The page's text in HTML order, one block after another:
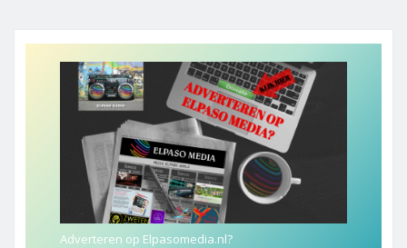
Adverteren op Elpasomedia.nl?